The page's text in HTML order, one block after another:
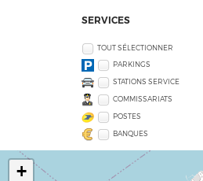
SERVICES
TOUT SÉLECTIONNER
PARKINGS
STATIONS SERVICE
COMMISSARIATS
POSTES
BANQUES
+